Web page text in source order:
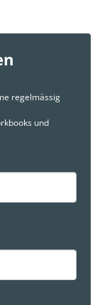
regelmässig
und